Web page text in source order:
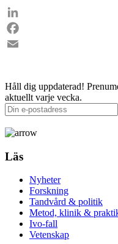
LinkedIn
Facebook
Håll dig uppdaterad!
aktuellt varje vecka.
Läs
Nyheter
Forskning
Tandvård & politik
Metod, klinik &
Ivo-fall
Vetenskap